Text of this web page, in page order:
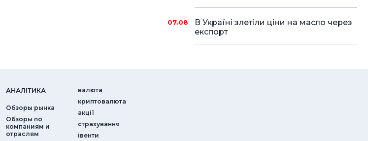
07.08
В Україні злетіли ціни на масло через
експорт
АНАЛIТИКА
Обзоры рынка
Обзоры по
компаниям и
отраслям
валюта
криптовалюта
акції
страхування
iвенти